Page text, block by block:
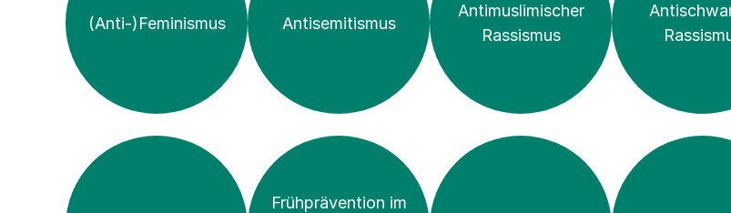
(Anti-)­Feminismus Antisemitismus
Antimuslimischer
Rassismus
Frühprävention im